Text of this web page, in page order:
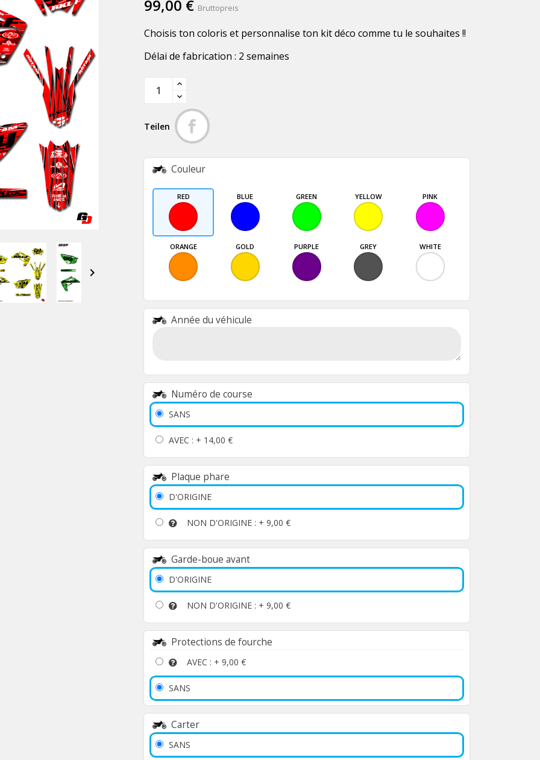

99,00 € Bruttopreis
Choisis ton coloris et personnalise ton kit déco comme tu le souhaites !!
Délai de fabrication : 2 semaines
Teilen
Couleur
RED BLUE GREEN YELLOW PINK
ORANGE GOLD PURPLE GREY WHITE
Année du véhicule
Numéro de course
SANS
AVEC : + 14,00 €
Plaque phare
D'ORIGINE
NON D'ORIGINE : + 9,00 €
Garde-boue avant
D'ORIGINE
NON D'ORIGINE : + 9,00 €
Protections de fourche
AVEC : + 9,00 €
SANS
Carter
SANS